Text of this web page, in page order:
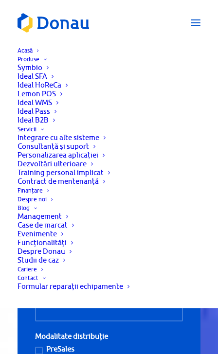
Acasă
Produse
Symbio
Ideal SFA
Ideal HoReCa
Lemon POS
Ideal WMS
Ideal Pass
Ideal B2B
Servicii
Integrare cu alte sisteme
Consultanţă şi suport
Personalizarea aplicaţiei
Dezvoltări ulterioare
Training personal implicat
Contract de mentenanță
Finanțare
Despre noi
Blog
Management
Case de marcat
Evenimente
Funcționalități
Despre Donau
Studii de caz
Cariere
Contact
Formular reparații echipamente
Ești interesat de Ideal SFA?
CERE O OFERTĂ
CERE UN DEMO
Nume *
Email
Telefon *
Modalitate distribuție
PreSales